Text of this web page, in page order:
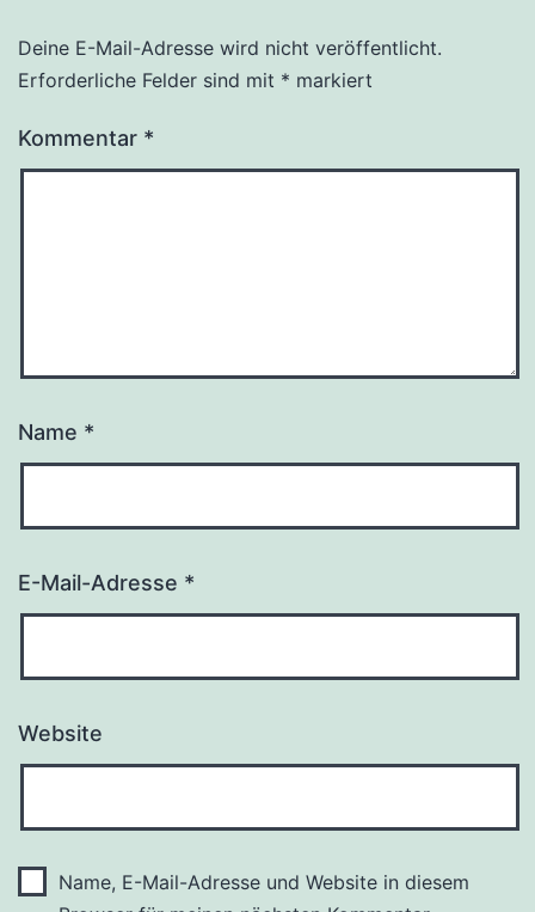
Deine E-Mail-Adresse wird nicht veröffentlicht.
Erforderliche Felder sind mit * markiert
Kommentar *
Name *
E-Mail-Adresse *
Website
Name, E-Mail-Adresse und Website in diesem